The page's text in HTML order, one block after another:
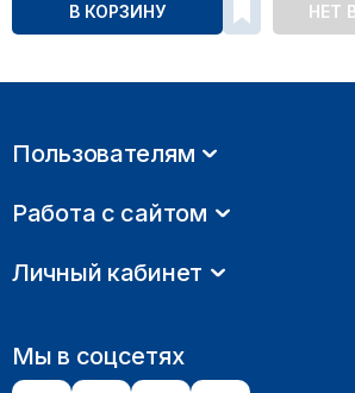
В КОРЗИНУ НЕТ
Пользователям
Работа с сайтом
Личный кабинет
Мы в соцсетях